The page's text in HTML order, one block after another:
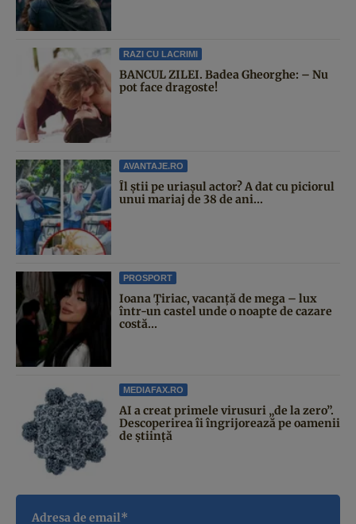
RAZI CU LACRIMI
BANCUL ZILEI. Badea Gheorghe: – Nu
pot face dragoste!
AVANTAJE.RO
Îl știi pe uriașul actor? A dat cu piciorul
unui mariaj de 38 de ani...
PROSPORT
Ioana Țiriac, vacanță de mega – lux
într-un castel unde o noapte de cazare
costă...
MEDIAFAX.RO
AI a creat primele virusuri „de la zero”.
Descoperirea îi îngrijorează pe oamenii
de știință
Adresa de email*